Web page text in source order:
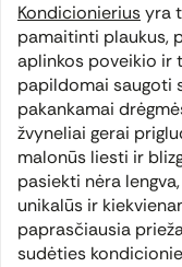
Kondicionieriusyra
pamaitinti plaukus,
aplinkos poveikio ir
papildomai saugoti
pakankamai
žvyneliai gerai
malonūs liesti ir
pasiekti nėra
unikalūs ir
paprasčiausia
sudėties